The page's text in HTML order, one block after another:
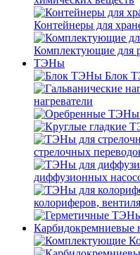
Контейнеры для
Комплектующие для
ТЭНы
Блок
нагреватели
стрелочных
диффузионных
колориферов,
Карбидокремниевые